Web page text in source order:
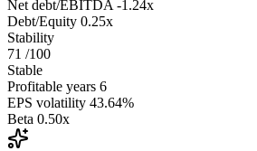
Net debt/EBITDA -1.24x
Debt/Equity 0.25x
Stability
71 /100
Stable
Profitable years 6
EPS volatility 43.64%
Beta 0.50x